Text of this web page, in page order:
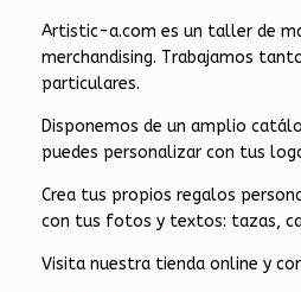
Artistic-a.com es un taller de
merchandising. Trabajamos
particulares.
Disponemos de un amplio
puedes personalizar con tus
Crea tus propios regalos
con tus fotos y textos: tazas,
Visita nuestra tienda online y